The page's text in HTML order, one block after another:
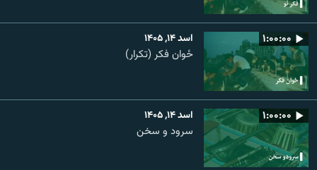
۱:۰۰:۰۰ اسد ۱۴, ۱۴۰۵
ځوان فکر (تکرار)
۱:۰۰:۰۰ اسد ۱۴, ۱۴۰۵
سرود و سخن